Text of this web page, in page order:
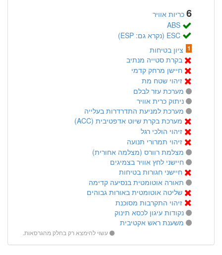
6 כריות אוויר
ABS
ESC (נקרא גם: ESP)
1 ציון בטיחות
בקרת סטייה מנתיב
חיישן מרחק קדמי
זיהוי שטח מת
מערכת עזר לבלם
ניתוק כרית אוויר
מערכת למניעת התדרדרות בעלייה
מערכת בקרת שיוט אדפטיבית (ACC)
זיהוי הולכי רגל
זיהוי תמרורי תנועה
מצלמת רוורס (מצלמה אחורית)
חיישני לחץ אוויר בצמיגים
חיישני חגורות בטיחות
תאורה אוטומטית בנסיעה קדימה
שליטה אוטומטית באורות גבוהים
זיהוי התקרבות מסוכנת
נקודות עיגון לכסא תינוק
משענת ראש אקטיבית
עשוי להימצא רק בחלק מהגרסאות.